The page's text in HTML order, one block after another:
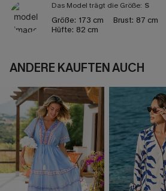
Das Model trägt die Größe: S
Größe: 173 cm Brust: 87 cm
Hüfte: 82 cm
ANDERE KAUFTEN AUCH